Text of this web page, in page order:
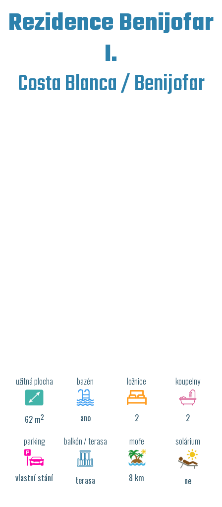
Rezidence Benijofar
I.
Costa Blanca / Benijofar
užitná plocha
62 m2
bazén
ano
ložnice
2
koupelny
2
parking
vlastní stání
balkón / terasa
terasa
moře
8 km
solárium
ne